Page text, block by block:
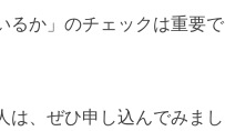
るか」のチェックは重要で
、ぜひ申し込んでみまし